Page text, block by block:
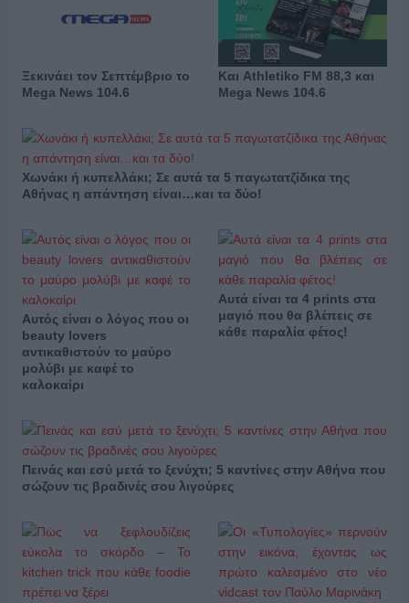
Ξεκινάει τον Σεπτέμβριο το
Mega News 104.6
Και Athletiko FM 88,3 και
Mega News 104.6
Χωνάκι ή κυπελλάκι; Σε αυτά τα 5 παγωτατζίδικα της
Αθήνας η απάντηση είναι…και τα δύο!
Αυτός είναι ο λόγος που οι
beauty lovers
αντικαθιστούν το μαύρο
μολύβι με καφέ το
καλοκαίρι
Αυτά είναι τα 4 prints στα
μαγιό που θα βλέπεις σε
κάθε παραλία φέτος!
Πεινάς και εσύ μετά το ξενύχτι; 5 καντίνες στην Αθήνα που
σώζουν τις βραδινές σου λιγούρες